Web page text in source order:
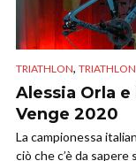
TRIATHLON, TRIATHLON
Alessia Orla
Venge 2020
La campionessa
ciò che c’è da